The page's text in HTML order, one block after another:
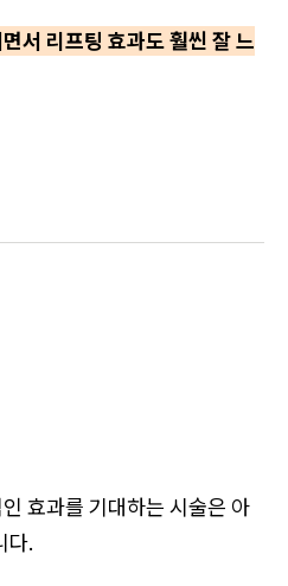
서 리프팅 효과도 훨씬 잘 느
효과를 기대하는 시술은 아
다.